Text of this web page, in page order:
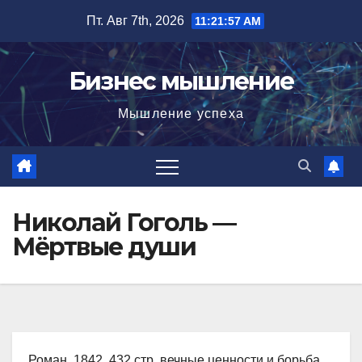
содержимому
Пт. Авг 7th, 2026 11:21:58 AM
Бизнес мышление
Мышление успеха
Николай Гоголь —
Мёртвые души